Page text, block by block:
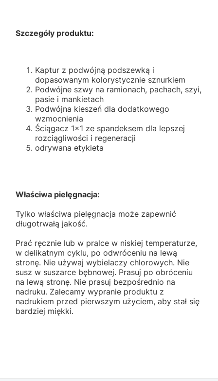
Szczegóły produktu:
Kaptur z podwójną podszewką i
dopasowanym kolorystycznie sznurkiem
Podwójne szwy na ramionach, pachach, szyi,
pasie i mankietach
Podwójna kieszeń dla dodatkowego
wzmocnienia
Ściągacz 1x1 ze spandeksem dla lepszej
rozciągliwości i regeneracji
odrywana etykieta
Właściwa pielęgnacja:
Tylko właściwa pielęgnacja może zapewnić
długotrwałą jakość.
Prać ręcznie lub w pralce w niskiej temperaturze,
w delikatnym cyklu, po odwróceniu na lewą
stronę. Nie używaj wybielaczy chlorowych. Nie
susz w suszarce bębnowej. Prasuj po obróceniu
na lewą stronę. Nie prasuj bezpośrednio na
nadruku. Zalecamy wypranie produktu z
nadrukiem przed pierwszym użyciem, aby stał się
bardziej miękki.